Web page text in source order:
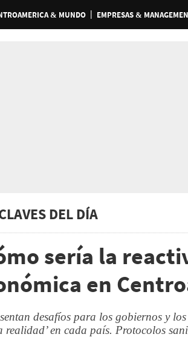
& MUNDO EMPRESAS &
DEL DÍA
sería la
en
desafíos para los gobiernos y
realidad’ en cada país. Protocolos